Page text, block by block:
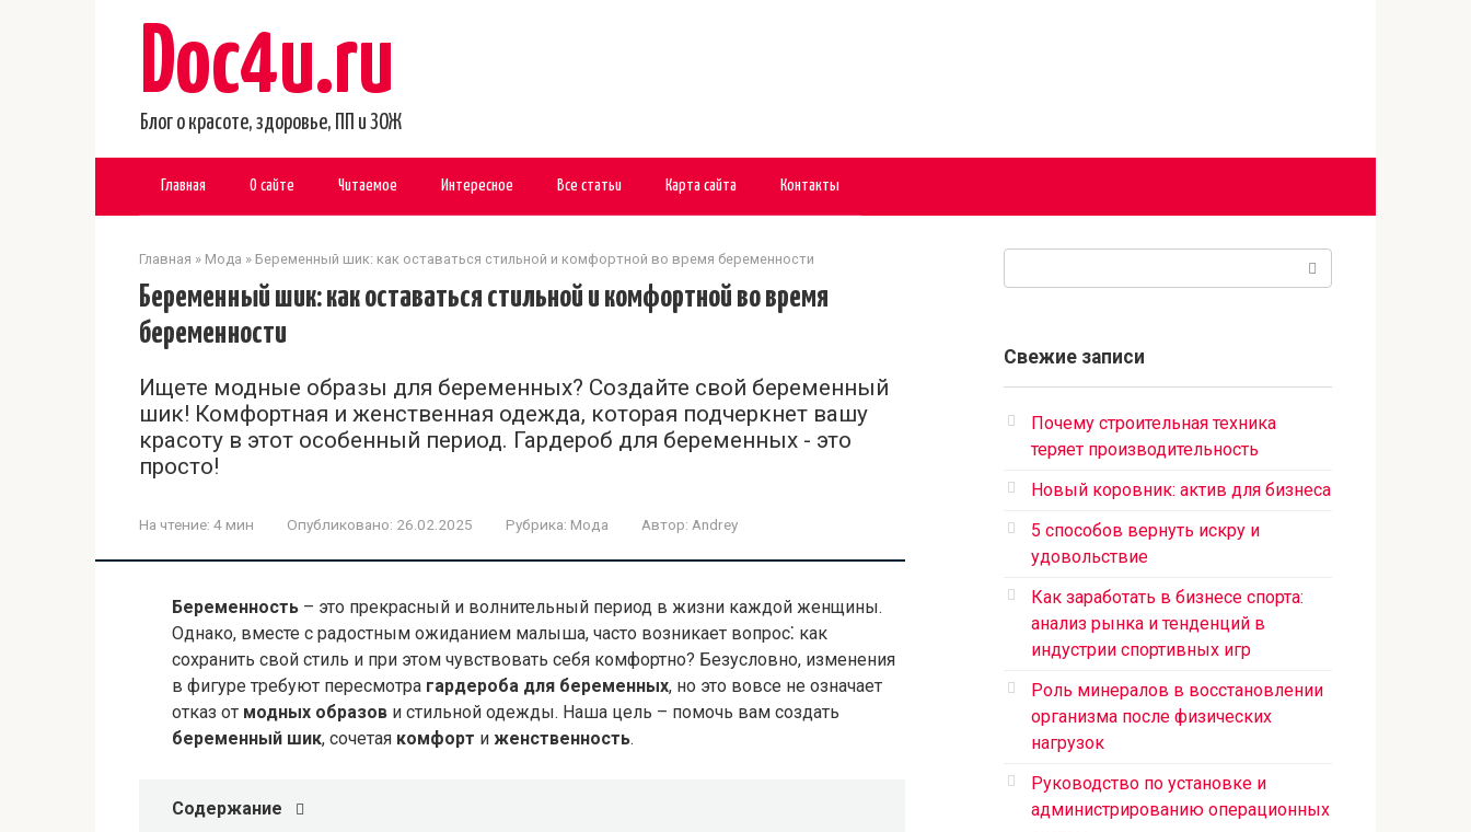
Doc4u.ru
Блог о красоте, здоровье, ПП и ЗОЖ
Главная О сайте Читаемое Интересное Все статьи Карта сайта Контакты
Главная » Мода » Беременный шик: как оставаться стильной и комфортной во время беременности
Беременный шик: как оставаться стильной и комфортной во время
беременности
Ищете модные образы для беременных? Создайте свой беременный
шик! Комфортная и женственная одежда, которая подчеркнет вашу
красоту в этот особенный период. Гардероб для беременных - это
просто!
На чтение: 4 мин Опубликовано: 26.02.2025 Рубрика: Мода Автор: Andrey
Беременность – это прекрасный и волнительный период в жизни каждой женщины.
Однако, вместе с радостным ожиданием малыша, часто возникает вопрос⁚ как
сохранить свой стиль и при этом чувствовать себя комфортно? Безусловно, изменения
в фигуре требуют пересмотра гардероба для беременных, но это вовсе не означает
отказ от модных образов и стильной одежды. Наша цель – помочь вам создать
беременный шик, сочетая комфорт и женственность.
Содержание
Свежие записи
Почему строительная техника
теряет производительность
Новый коровник: актив для бизнеса
5 способов вернуть искру и
удовольствие
Как заработать в бизнесе спорта:
анализ рынка и тенденций в
индустрии спортивных игр
Роль минералов в восстановлении
организма после физических
нагрузок
Руководство по установке и
администрированию операционных